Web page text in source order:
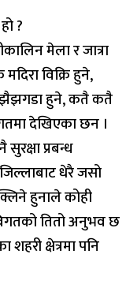
?
मेला र जात्रा
विक्रि हुने,
झैझगडा हुने, कतै कतै
देखिएका छन ।
प्रबन्ध
धेरै जसो
हुनाले कोही
तितो अनुभव छ
क्षेत्रमा पनि